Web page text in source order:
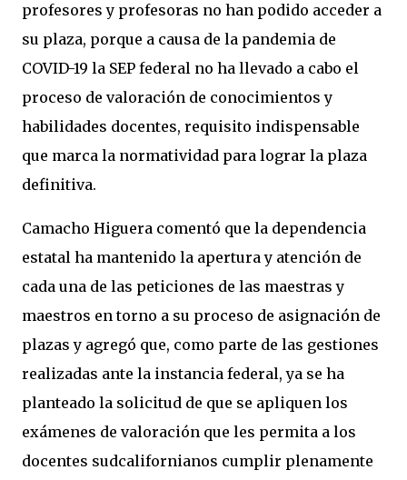
profesores y profesoras no han podido acceder a
su plaza, porque a causa de la pandemia de
COVID-19 la SEP federal no ha llevado a cabo el
proceso de valoración de conocimientos y
habilidades docentes, requisito indispensable
que marca la normatividad para lograr la plaza
definitiva.
Camacho Higuera comentó que la dependencia
estatal ha mantenido la apertura y atención de
cada una de las peticiones de las maestras y
maestros en torno a su proceso de asignación de
plazas y agregó que, como parte de las gestiones
realizadas ante la instancia federal, ya se ha
planteado la solicitud de que se apliquen los
exámenes de valoración que les permita a los
docentes sudcalifornianos cumplir plenamente